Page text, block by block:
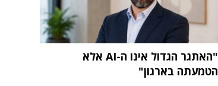
"האתגר הגדול אינו ה-AI אלא
הטמעתה בארגון"